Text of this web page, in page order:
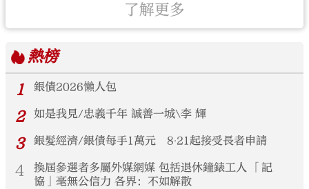
了解更多
熱榜
1
銀債2026懶人包
2 如是我見/忠義千年 誠善一城\李 輝
3 銀髮經濟/銀債每手1萬元 8‧21起接受長者申請
4
換屆參選者多屬外媒網媒 包括退休鐘錶工人 「記
協」毫無公信力 各界：不如解散